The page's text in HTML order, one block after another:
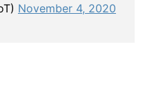
November 4, 2020